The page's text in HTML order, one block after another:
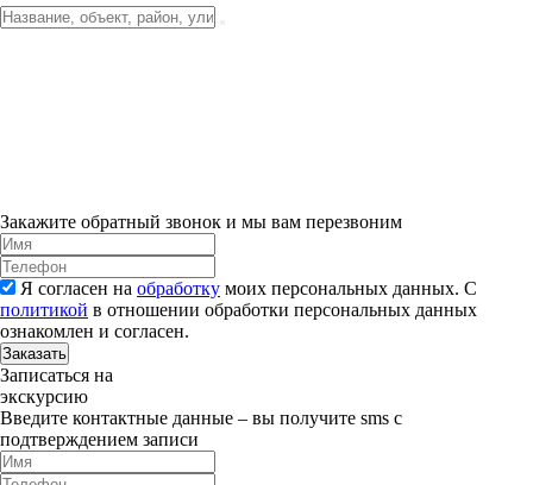
Закажите обратный звонок и мы вам перезвоним
Я согласен на обработку моих персональных данных. С
политикой в отношении обработки персональных данных
ознакомлен и согласен.
Заказать
Записаться на
экскурсию
Введите контактные данные – вы получите sms с
подтверждением записи